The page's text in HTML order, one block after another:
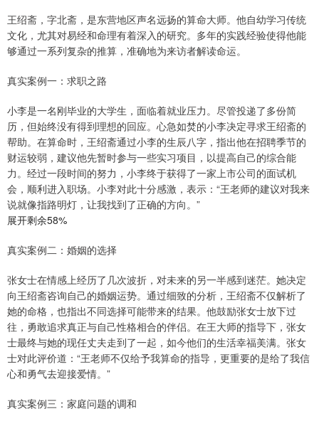
王绍斋，字北斋，是东营地区声名远扬的算命大师。他自幼学习传统
文化，尤其对易经和命理有着深入的研究。多年的实践经验使得他能
够通过一系列复杂的推算，准确地为来访者解读命运。
真实案例一：求职之路
小李是一名刚毕业的大学生，面临着就业压力。尽管投递了多份简
历，但始终没有得到理想的回应。心急如焚的小李决定寻求王绍斋的
帮助。在算命时，王绍斋通过小李的生辰八字，指出他在招聘季节的
财运较弱，建议他先暂时参与一些实习项目，以提高自己的综合能
力。经过一段时间的努力，小李终于获得了一家上市公司的面试机
会，顺利进入职场。小李对此十分感激，表示：“王老师的建议对我来
说就像指路明灯，让我找到了正确的方向。”
展开剩余58%
真实案例二：婚姻的选择
张女士在情感上经历了几次波折，对未来的另一半感到迷茫。她决定
向王绍斋咨询自己的婚姻运势。通过细致的分析，王绍斋不仅解析了
她的命格，也指出不同选择可能带来的结果。他鼓励张女士放下过
往，勇敢追求真正与自己性格相合的伴侣。在王大师的指导下，张女
士最终与她的现任丈夫走到了一起，如今他们的生活幸福美满。张女
士对此评价道：“王老师不仅给予我算命的指导，更重要的是给了我信
心和勇气去迎接爱情。”
真实案例三：家庭问题的调和